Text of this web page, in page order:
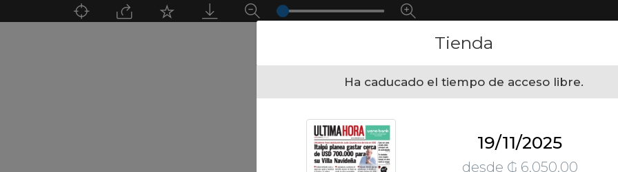
Tienda
Ha caducado el tiempo de acceso libre.
19/11/2025
desde ₲ 6,050.00